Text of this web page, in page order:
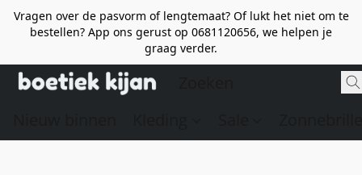
Vragen over de pasvorm of lengtemaat? Of lukt het niet om te
bestellen? App ons gerust op 0681120656, we helpen je
graag verder.